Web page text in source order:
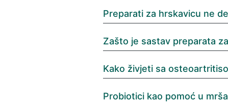
Preparati za hrskavicu ne
Zašto je sastav preparata
Kako živjeti sa
Probiotici kao pomoć u